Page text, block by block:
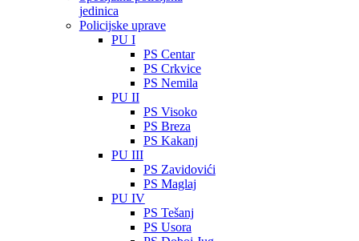
jedinica
Policijske uprave
PU I
PS Centar
PS Crkvice
PS Nemila
PU II
PS Visoko
PS Breza
PS Kakanj
PU III
PS Zavidovići
PS Maglaj
PU IV
PS Tešanj
PS Usora